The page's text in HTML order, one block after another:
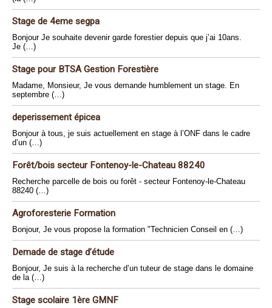
Stage de 4eme segpa
Bonjour Je souhaite devenir garde forestier depuis que j’ai 10ans.
Je (…)
Stage pour BTSA Gestion Forestière
Madame, Monsieur, Je vous demande humblement un stage. En
septembre (…)
deperissement épicea
Bonjour à tous, je suis actuellement en stage à l’ONF dans le cadre
d’un (…)
Forêt/bois secteur Fontenoy-le-Chateau 88240
Recherche parcelle de bois ou forêt - secteur Fontenoy-le-Chateau
88240 (…)
Agroforesterie Formation
Bonjour, Je vous propose la formation "Technicien Conseil en (…)
Demade de stage d’étude
Bonjour, Je suis à la recherche d’un tuteur de stage dans le domaine
de la (…)
Stage scolaire 1ère GMNF